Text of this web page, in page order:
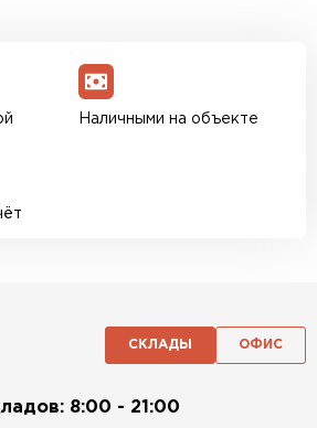
Наличными на объекте
СКЛАДЫ ОФИС
8:00 - 21:00